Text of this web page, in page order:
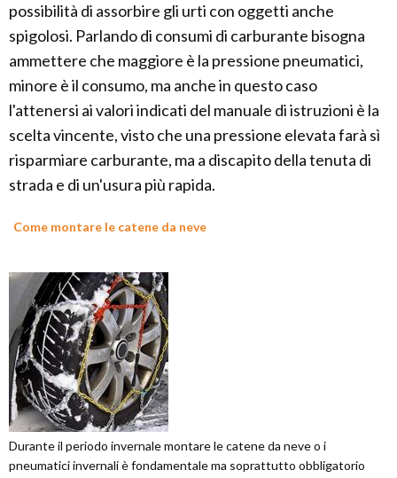
possibilità di assorbire gli urti con oggetti anche
spigolosi. Parlando di consumi di carburante bisogna
ammettere che maggiore è la pressione pneumatici,
minore è il consumo, ma anche in questo caso
l'attenersi ai valori indicati del manuale di istruzioni è la
scelta vincente, visto che una pressione elevata farà sì
risparmiare carburante, ma a discapito della tenuta di
strada e di un'usura più rapida.
Come montare le catene da neve
Durante il periodo invernale montare le catene da neve o i
pneumatici invernali è fondamentale ma soprattutto obbligatorio